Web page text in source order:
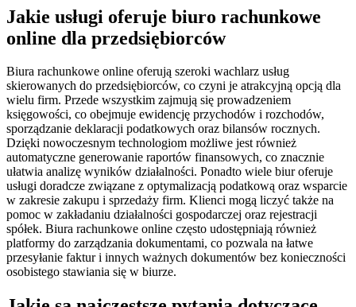
Jakie usługi oferuje biuro rachunkowe
online dla przedsiębiorców
Biura rachunkowe online oferują szeroki wachlarz usług
skierowanych do przedsiębiorców, co czyni je atrakcyjną opcją dla
wielu firm. Przede wszystkim zajmują się prowadzeniem
księgowości, co obejmuje ewidencję przychodów i rozchodów,
sporządzanie deklaracji podatkowych oraz bilansów rocznych.
Dzięki nowoczesnym technologiom możliwe jest również
automatyczne generowanie raportów finansowych, co znacznie
ułatwia analizę wyników działalności. Ponadto wiele biur oferuje
usługi doradcze związane z optymalizacją podatkową oraz wsparcie
w zakresie zakupu i sprzedaży firm. Klienci mogą liczyć także na
pomoc w zakładaniu działalności gospodarczej oraz rejestracji
spółek. Biura rachunkowe online często udostępniają również
platformy do zarządzania dokumentami, co pozwala na łatwe
przesyłanie faktur i innych ważnych dokumentów bez konieczności
osobistego stawiania się w biurze.